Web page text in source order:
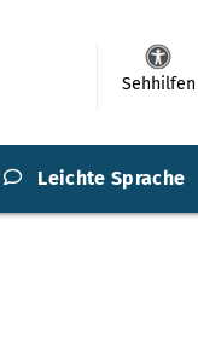
Sehhilfen
Leichte Sprache